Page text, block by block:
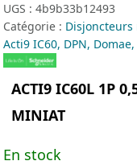
UGS : 4b9b33b12493
Catégorie :
Acti9 IC60, DPN,
ACTI9 IC60L 1P
MINIAT
En stock